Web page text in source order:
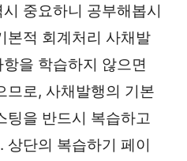
중요하니 공부해봅시
본적 회계처리 사채발
을 학습하지 않으면
므로, 사채발행의 기본
팅을 반드시 복습하고
상단의 복습하기 페이